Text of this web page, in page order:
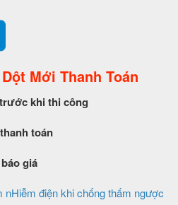
Mới Thanh Toán
khi thi công
toán
giá
nHiễm điện khi chống thấm ngược